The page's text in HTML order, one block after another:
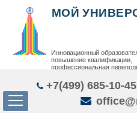
МОЙ
Инновационный
повышение квалификации,
профессиональная
+7(499) 685-10-45